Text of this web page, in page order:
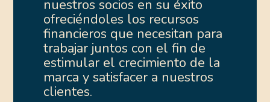
nuestros socios en su éxito
ofreciéndoles los recursos
financieros que necesitan para
trabajar juntos con el fin de
estimular el crecimiento de la
marca y satisfacer a nuestros
clientes.